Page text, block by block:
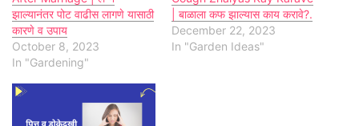
झाल्यानंतर पोट वाढीस लागणे यासाठी
कारणे व उपाय
October 8, 2023
In "Gardening"
| बाळाला कफ झाल्यास काय करावे?.
December 22, 2023
In "Garden Ideas"